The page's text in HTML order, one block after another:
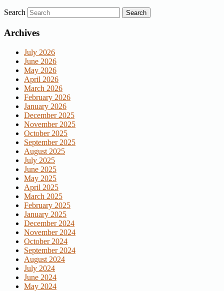
Search
Archives
July 2026
June 2026
May 2026
April 2026
March 2026
February 2026
January 2026
December 2025
November 2025
October 2025
September 2025
August 2025
July 2025
June 2025
May 2025
April 2025
March 2025
February 2025
January 2025
December 2024
November 2024
October 2024
September 2024
August 2024
July 2024
June 2024
May 2024